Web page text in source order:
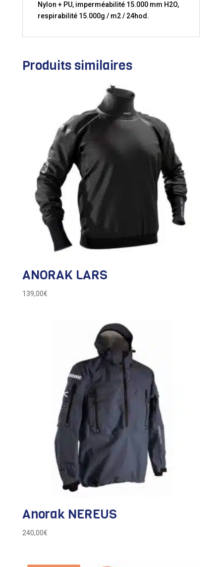
Nylon + PU, imperméabilité 15.000 mm H2O,
respirabilité 15.000g / m2 / 24hod.
Produits similaires
ANORAK LARS
139,00€
Anorak NEREUS
240,00€